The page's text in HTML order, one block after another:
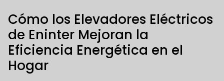
Cómo los Elevadores Eléctricos
de Eninter Mejoran la
Eficiencia Energética en el
Hogar